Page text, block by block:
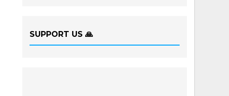
SUPPORT US 🙏